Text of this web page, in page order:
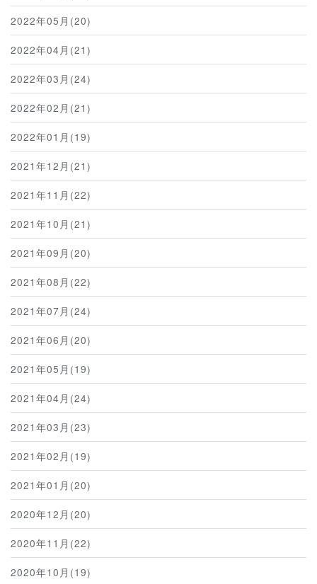
2022年05月(20)
2022年04月(21)
2022年03月(24)
2022年02月(21)
2022年01月(19)
2021年12月(21)
2021年11月(22)
2021年10月(21)
2021年09月(20)
2021年08月(22)
2021年07月(24)
2021年06月(20)
2021年05月(19)
2021年04月(24)
2021年03月(23)
2021年02月(19)
2021年01月(20)
2020年12月(20)
2020年11月(22)
2020年10月(19)